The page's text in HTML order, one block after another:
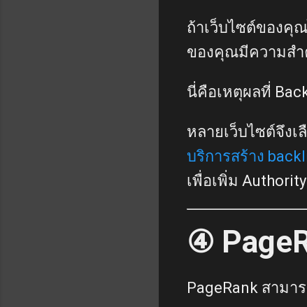
ถ้าเว็บไซต์ของคุ
ของคุณมีความส
นี่คือเหตุผลที่
หลายเว็บไซต์จึงเ
บริการสร้าง
เพื่อเพิ่ม
④
PageRank สามา